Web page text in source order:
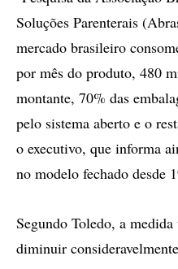
Soluções Parenterais
mercado brasileiro
por mês do produto, 480
montante, 70% das
pelo sistema aberto e o
o executivo, que informa
no modelo fechado desde
Segundo Toledo, a
diminuir